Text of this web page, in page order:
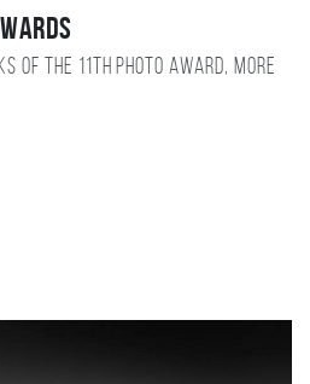
of the 11TH photo award, more